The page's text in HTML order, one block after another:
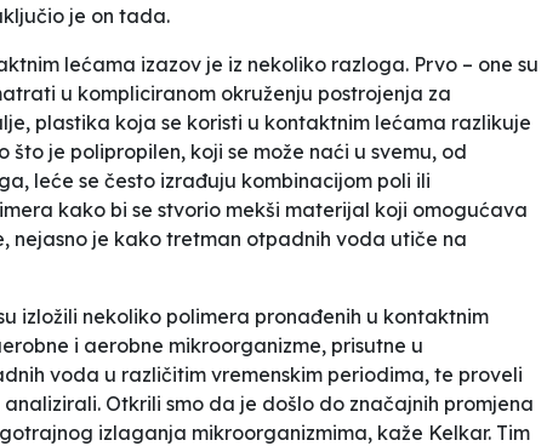
je on tada.
lećama izazov je iz nekoliko razloga. Prvo – one su
u kompliciranom okruženju postrojenja za
plastika koja se koristi u kontaktnim lećama razlikuje
je polipropilen, koji se može naći u svemu, od
leće se često izrađuju kombinacijom poli ili
kako bi se stvorio mekši materijal koji omogućava
nejasno je kako tretman otpadnih voda utiče na
izložili nekoliko polimera pronađenih u kontaktnim
i aerobne mikroorganizme, prisutne u
voda u različitim vremenskim periodima, te proveli
analizirali. Otkrili smo da je došlo do značajnih promjena
izlaganja mikroorganizmima, kaže Kelkar. Tim